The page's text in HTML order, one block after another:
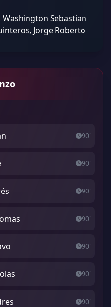
Washington Sebastian
Jorge Roberto
90'
90'
90'
90'
90'
90'
90'